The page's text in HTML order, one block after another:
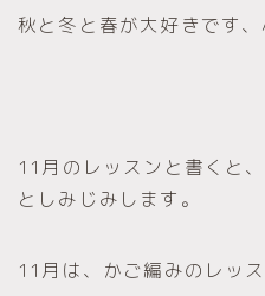
秋と冬と春が大好きです、
11月のレッスンと書くと
としみじみします。
11月は、かご編みのレッス